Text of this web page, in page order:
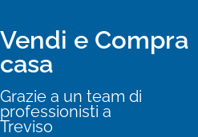
Vendi e Compra
casa
Grazie a un team di
professionisti a
Treviso